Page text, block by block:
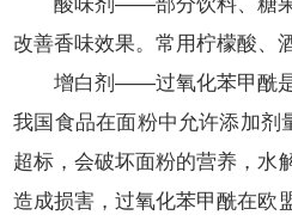
改善香味效果。常用柠檬酸、
增白剂——过氧化苯甲酰
我国食品在面粉中允许添加剂
超标，会破坏面粉的营养，水
造成损害，过氧化苯甲酰在欧